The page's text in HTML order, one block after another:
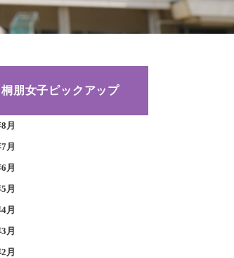
桐朋女子ピックアップ
月
月
月
月
月
月
月